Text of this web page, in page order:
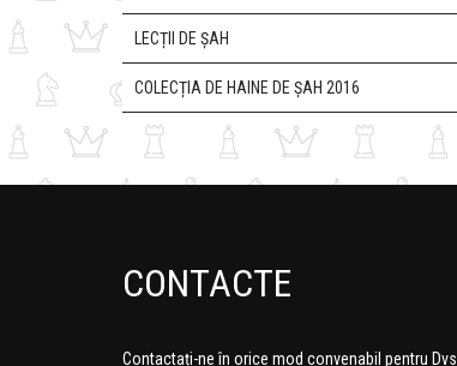
LECȚII DE ȘAH
COLECȚIA DE HAINE DE ȘAH 2016
CONTACTE
Contactați-ne în orice mod convenabil pentru Dvs.